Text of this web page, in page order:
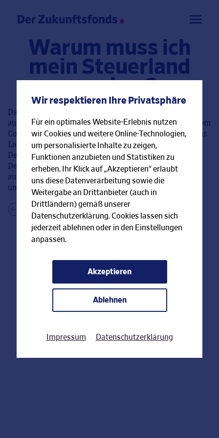
Warum muss ich
mein Steuerland
angeben?
Damit wir wissen, in welchen Staaten sie eventuell
außerhalb von Deutschland steuerpflichtig sind. Nach dem
Common-Reporting-Standard ist die FFB verpflichtet das
Land oder die Länder der steuerlichen Ansässigkeit des
Depotinhaber zu ermitteln. Mit diesem Gesetz setzt
Deutschland den internationalen Standard zum
automatischen Informationsaustausch in Steuersachen
um.
Zurück zur FAQ-Übersicht
Wir respektieren Ihre Privatsphäre
Für ein optimales Website-Erlebnis nutzen
wir Cookies und weitere Online-Technologien,
um personalisierte Inhalte zu zeigen,
Funktionen anzubieten und Statistiken zu
erheben. Ihr Klick auf „Akzeptieren“ erlaubt
uns diese Datenverarbeitung sowie die
Weitergabe an Drittanbieter (auch in
Drittländern) gemäß unserer
Datenschutzerklärung. Cookies lassen sich
jederzeit ablehnen oder in den Einstellungen
anpassen.
Akzeptieren
Ablehnen
Impressum Datenschutzerklärung